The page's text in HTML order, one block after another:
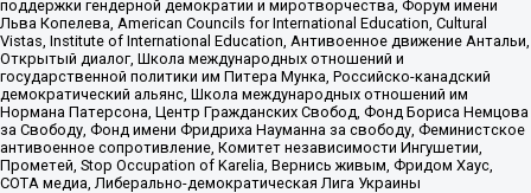
поддержки гендерной демократии и миротворчества, Форум имени
Льва Копелева, American Councils for International Education, Cultural
Vistas, Institute of International Education, Антивоенное движение Антальи,
Открытый диалог, Школа международных отношений и
государственной политики им Питера Мунка, Российско-канадский
демократический альянс, Школа международных отношений им
Нормана Патерсона, Центр Гражданских Свобод, Фонд Бориса Немцова
за Свободу, Фонд имени Фридриха Науманна за свободу, Феминистское
антивоенное сопротивление, Комитет независимости Ингушетии,
Прометей, Stop Occupation of Karelia, Вернись живым, Фридом Хаус,
СОТА медиа, Либерально-демократическая Лига Украины